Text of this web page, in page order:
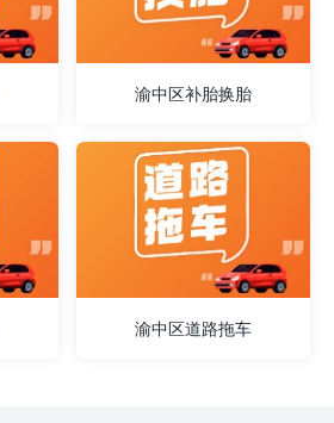
渝中区补胎换胎
渝中区道路拖车